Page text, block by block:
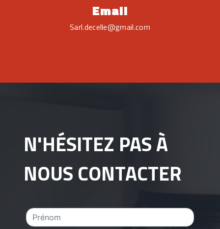
Email
sarl.decelle@gmail.com
N'HÉSITEZ PAS À
NOUS CONTACTER